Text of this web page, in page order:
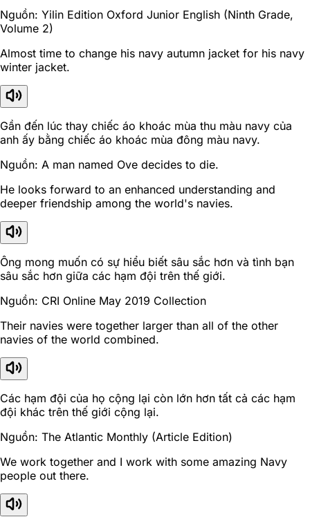
Nguồn: Yilin Edition Oxford Junior English (Ninth Grade,
Volume 2)
Almost time to change his navy autumn jacket for his navy
winter jacket.
Gần đến lúc thay chiếc áo khoác mùa thu màu navy của
anh ấy bằng chiếc áo khoác mùa đông màu navy.
Nguồn: A man named Ove decides to die.
He looks forward to an enhanced understanding and
deeper friendship among the world's navies.
Ông mong muốn có sự hiểu biết sâu sắc hơn và tình bạn
sâu sắc hơn giữa các hạm đội trên thế giới.
Nguồn: CRI Online May 2019 Collection
Their navies were together larger than all of the other
navies of the world combined.
Các hạm đội của họ cộng lại còn lớn hơn tất cả các hạm
đội khác trên thế giới cộng lại.
Nguồn: The Atlantic Monthly (Article Edition)
We work together and I work with some amazing Navy
people out there.